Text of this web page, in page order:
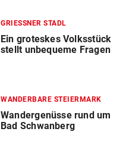
GRIESSNER STADL
Ein groteskes Volksstück
stellt unbequeme Fragen
WANDERBARE STEIERMARK
Wandergenüsse rund um
Bad Schwanberg